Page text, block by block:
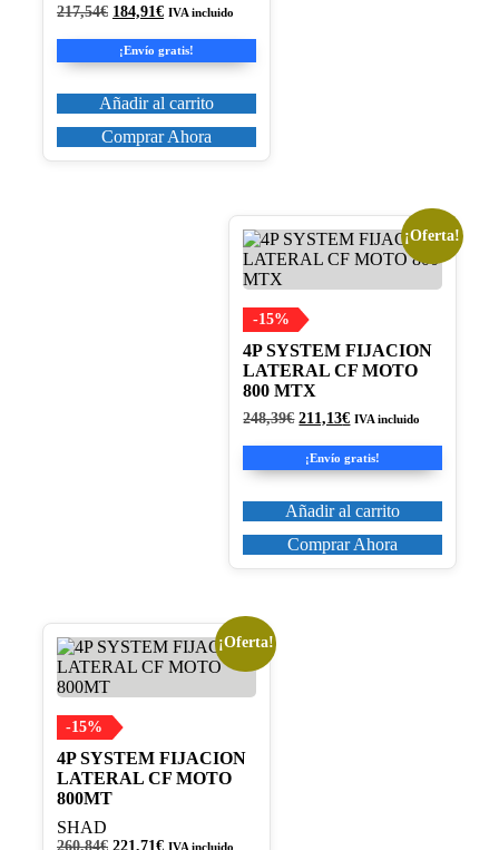
217,54€ El
original
era:
184,91€El
actual
es:
IVA incluido
¡Envío gratis!
Añadir al carrito
Comprar Ahora
¡Oferta!
-15%
4P SYSTEM FIJACION
LATERAL CF MOTO
800 MTX
248,39€ El
original
era:
211,13€El
actual
es:
IVA incluido
¡Envío gratis!
Añadir al carrito
Comprar Ahora
¡Oferta!
-15%
4P SYSTEM FIJACION
LATERAL CF MOTO
800MT
SHAD
260,84€ El
221,71€ElIVA incluido